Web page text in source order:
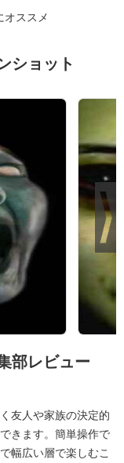
オススメ
ショット
部レビュー
友人や家族の決定的
きます。簡単操作で
幅広い層で楽しむこ